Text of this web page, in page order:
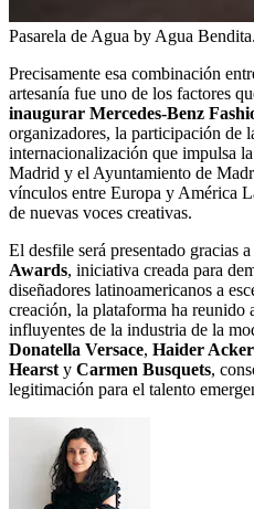
Pasarela de Agua by Agua Bendita.
Precisamente esa combinación
artesanía fue uno de los factores
inaugurar Mercedes-Benz
organizadores, la participación de
internacionalización que impulsa
Madrid y el Ayuntamiento de
vínculos entre Europa y América
de nuevas voces creativas.
El desfile será presentado gracias a
Awards, iniciativa creada para
diseñadores latinoamericanos a
creación, la plataforma ha reunido
influyentes de la industria de la
Donatella Versace, Haider
Hearsty Carmen Busquets,
legitimación para el talento